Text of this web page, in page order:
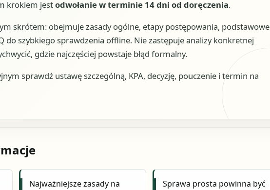
krokiem jestodwołanie w terminie 14 dni od doręczenia.
skrótem: obejmuje zasady ogólne, etapy postępowania, podstawowe
do szybkiego sprawdzenia offline. Nie zastępuje analizy konkretnej
gdzie najczęściej powstaje błąd formalny.
sprawdź ustawę szczególną, KPA, decyzję, pouczenie i termin na
Najważniejsze zasady na
Sprawa prosta powinna być